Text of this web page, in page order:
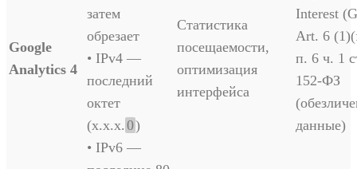
Google
Analytics 4
затем
обрезает
• IPv4 —
последний
октет
(х.х.х. 0)
• IPv6 —
Статистика
посещаемости,
оптимизация
интерфейса
Interest
Art. 6
п. 6 ч. 1
152-ФЗ
данные)